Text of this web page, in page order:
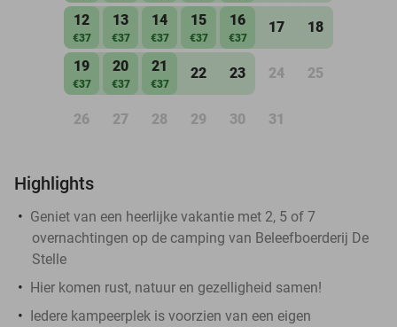
12
€37
13
€37
14
€37
15
€37
16
€37
17 18
19
€37
20
€37
21
€37
22 23 24 25
26 27 28 29 30 31
Highlights
Geniet van een heerlijke vakantie met 2, 5 of 7
overnachtingen op de camping van Beleefboerderij De
Stelle
Hier komen rust, natuur en gezelligheid samen!
Iedere kampeerplek is voorzien van een eigen